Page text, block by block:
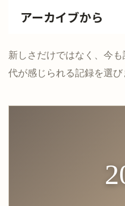
アーカイブから
新しさだけではなく、今
代が感じられる記録を選び